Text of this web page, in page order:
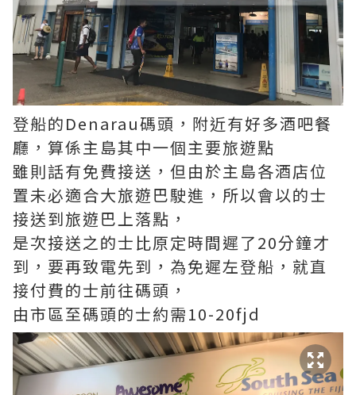
登船的Denarau碼頭，附近有好多酒吧餐
廳，算係主島其中一個主要旅遊點
雖則話有免費接送，但由於主島各酒店位
置未必適合大旅遊巴駛進，所以會以的士
接送到旅遊巴上落點，
是次接送之的士比原定時間遲了20分鐘才
到，要再致電先到，為免遲左登船，就直
接付費的士前往碼頭，
由市區至碼頭的士約需10-20fjd